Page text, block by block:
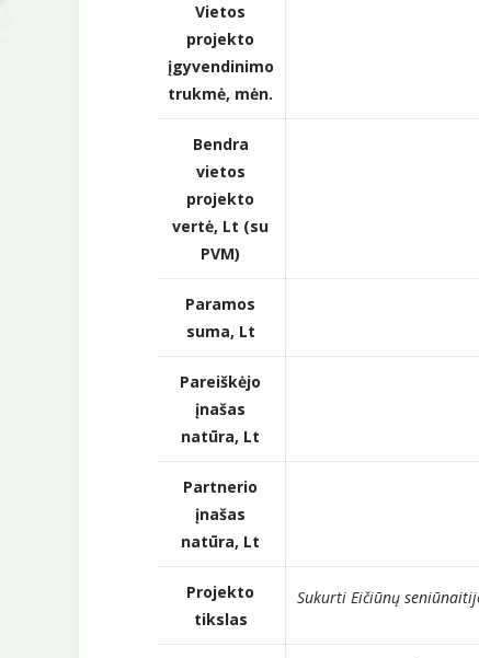
Vietos
projekto
įgyvendinimo
trukmė, mėn.
Bendra
vietos
projekto
vertė, Lt (su
PVM)
Paramos
suma, Lt
Pareiškėjo
įnašas
natūra, Lt
Partnerio
įnašas
natūra, Lt
Projekto
tikslas
Sukurti Eičiūnų